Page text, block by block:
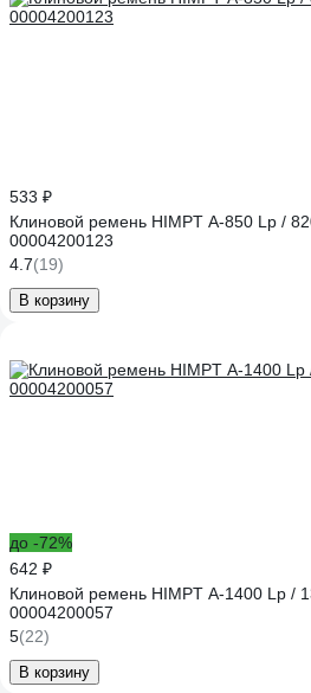
533 ₽
Клиновой ремень HIMPT А-850 Lp /
00004200123
4.7(19)
В корзину
до -72%
642 ₽
Клиновой ремень HIMPT А-1400 Lp /
00004200057
5(22)
В корзину